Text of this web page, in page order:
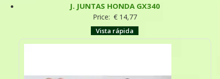
J. JUNTAS HONDA GX340
Price: €14,77
Vista rápida